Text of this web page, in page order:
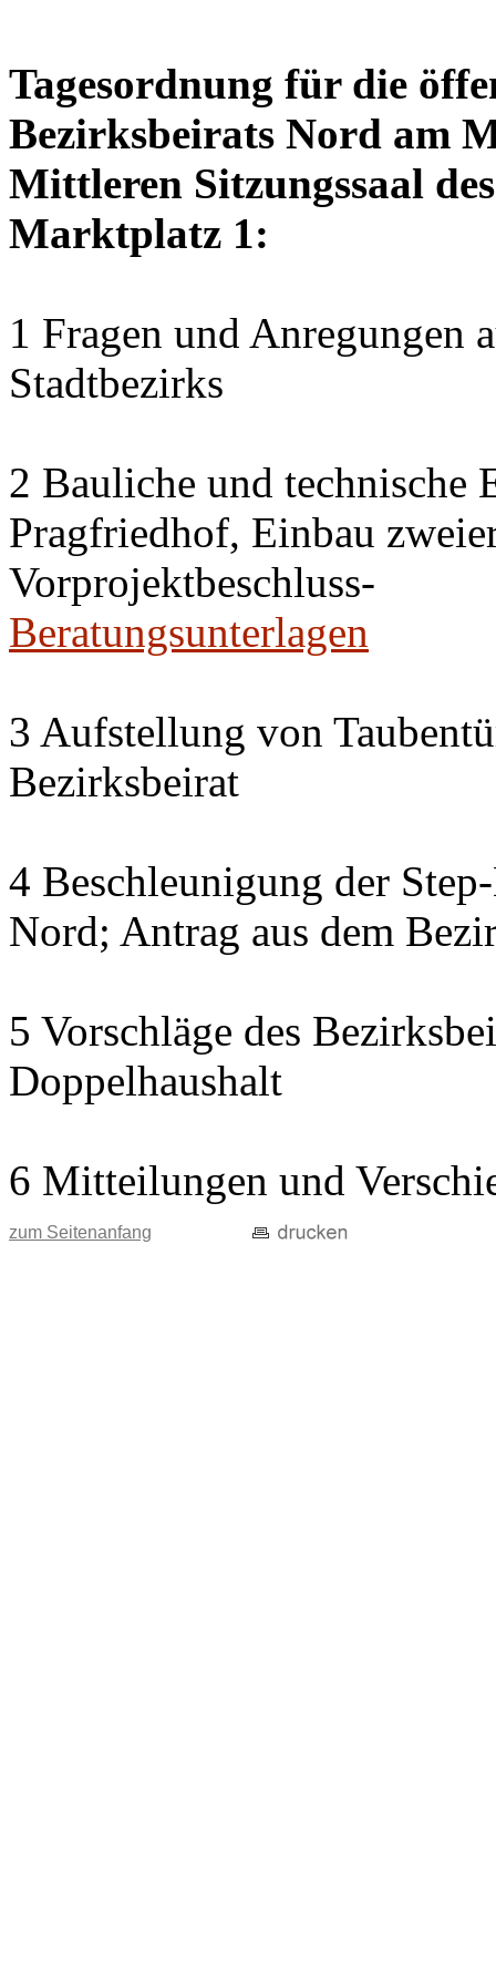
Tagesordnung für die
Bezirksbeirats Nord am
Mittleren Sitzungssaal
Marktplatz 1:
1 Fragen und Anregungen
Stadtbezirks
2 Bauliche und technische
Pragfriedhof, Einbau
Vorprojektbeschluss-
Beratungsunterlagen
3 Aufstellung von
Bezirksbeirat
4 Beschleunigung der
Nord; Antrag aus dem
5 Vorschläge des
Doppelhaushalt
6 Mitteilungen und
zum Seitenanfang